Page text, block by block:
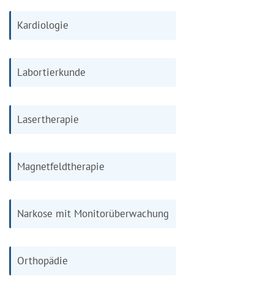
Kardiologie
Labortierkunde
Lasertherapie
Magnetfeldtherapie
Narkose mit Monitorüberwachung
Orthopädie